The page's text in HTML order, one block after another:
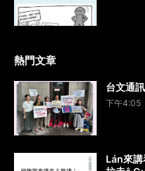
熱門文章
台文通
下午4:05
Lán來